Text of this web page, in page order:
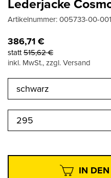
Lederjacke
Artikelnummer:005733-00-
386,71€
statt515,62€
inkl. MwSt., zzgl. Versand
295
IN